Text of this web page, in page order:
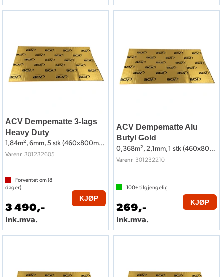
ACV Dempematte 3-lags
Heavy Duty
1,84m², 6mm, 5 stk (460x800mm)
Varenr 301232605
Forventet om (8
dager)
3 490,-
Ink.mva.
KJØP
ACV Dempematte Alu
Butyl Gold
0,368m², 2,1mm, 1 stk (460x800mm)
Varenr 301232210
100+tilgjengelig
269,-
Ink.mva.
KJØP